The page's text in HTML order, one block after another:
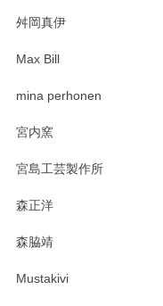
おかけしました。 あり
舛岡真伊
Max Bill
mina perhonen
宮内窯
宮島工芸製作所
森正洋
森脇靖
Mustakivi